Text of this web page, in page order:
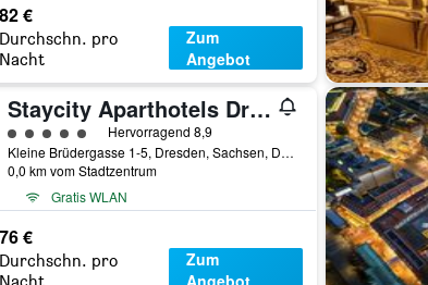
82 €
Durchschn. pro
Nacht
Zum
Angebot
Staycity Aparthotels Dresden City Centre
Bewertungskategorie 5
Hervorragend 8,9
Kleine Brüdergasse 1-5, Dresden, Sachsen, Deutschland
0,0 km vom Stadtzentrum
Gratis WLAN
76 €
Durchschn. pro
Zum
Angebot